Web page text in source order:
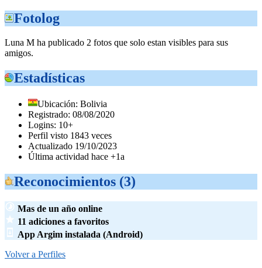
Fotolog
Luna M ha publicado 2 fotos que solo estan visibles para sus
amigos.
Estadísticas
Ubicación: Bolivia
Registrado: 08/08/2020
Logins: 10+
Perfil visto 1843 veces
Actualizado 19/10/2023
Última actividad hace +1a
Reconocimientos (3)
Mas de un año online
11 adiciones a favoritos
App Argim instalada (Android)
Volver a Perfiles